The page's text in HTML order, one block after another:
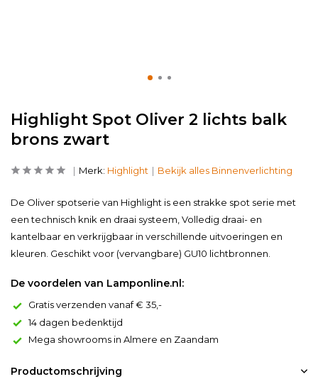
Highlight Spot Oliver 2 lichts balk
brons zwart
Merk: Highlight Bekijk alles Binnenverlichting
De Oliver spotserie van Highlight is een strakke spot serie met
een technisch knik en draai systeem, Volledig draai- en
kantelbaar en verkrijgbaar in verschillende uitvoeringen en
kleuren. Geschikt voor (vervangbare) GU10 lichtbronnen.
De voordelen van Lamponline.nl:
Gratis verzenden vanaf € 35,-
14 dagen bedenktijd
Mega showrooms in Almere en Zaandam
Productomschrijving